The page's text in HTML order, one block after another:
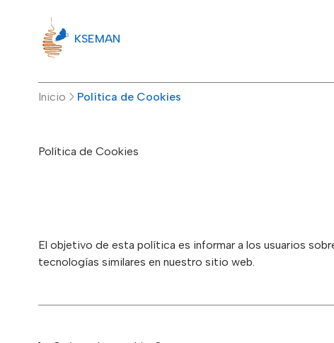
KSEMAN
Inicio Política de Cookies
Política de Cookies
El objetivo de esta política es informar a los usuarios
tecnologías similares en nuestro sitio web.